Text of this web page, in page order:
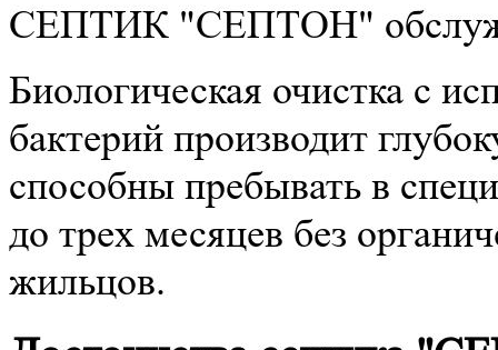
СЕПТИК "СЕПТОН"
Биологическая очистка с
бактерий производит
способны пребывать в
до трех месяцев без
жильцов.